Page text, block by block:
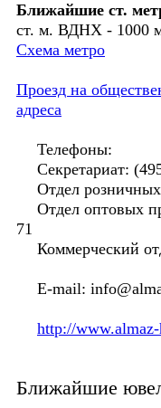
Ближайшие ст.
ст. м. ВДНХ - 1000
Схема метро
Проезд на
адреса
Телефоны:
Секретариат:
Отдел розничных
Отдел оптовых
71
Коммерческий
E-mail:
http://
Ближайшие